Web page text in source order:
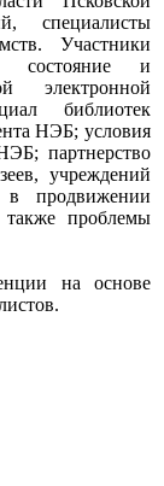
специалисты
Участники
состояние и
электронной
библиотек
НЭБ; условия
партнерство
учреждений
в продвижении
также проблемы
на основе